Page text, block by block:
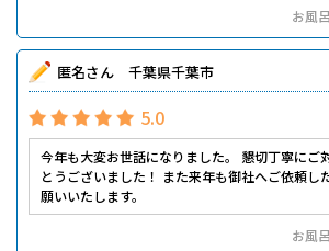
お風
匿名さん 千葉県千葉市
5.0
今年も大変お世話になりました。 懇切丁寧にご
とうございました！ また来年も御社へご依頼し
願いいたします。
お風